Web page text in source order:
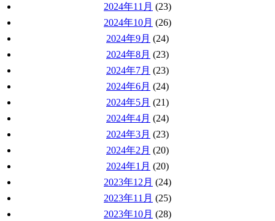
2024年11月 (23)
2024年10月 (26)
2024年9月 (24)
2024年8月 (23)
2024年7月 (23)
2024年6月 (24)
2024年5月 (21)
2024年4月 (24)
2024年3月 (23)
2024年2月 (20)
2024年1月 (20)
2023年12月 (24)
2023年11月 (25)
2023年10月 (28)